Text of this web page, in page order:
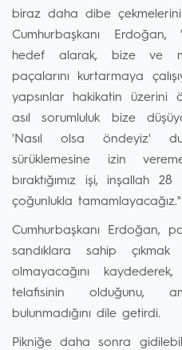
biraz daha dibe
Cumhurbaşkanı Erdoğan,
hedef alarak, bize ve
paçalarını kurtarmaya
yapsınlar hakikatin üzerini
asıl sorumluluk bize
'Nasıl olsa öndeyiz'
sürüklemesine izin
bıraktığımız işi, inşallah
çoğunlukla
Cumhurbaşkanı Erdoğan,
sandıklara sahip çıkmak
olmayacağını
telafisinin olduğunu,
bulunmadığını dile getirdi.
Pikniğe daha sonra